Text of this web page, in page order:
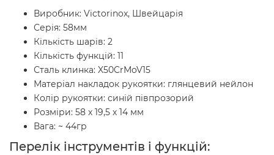
Виробник: Victorinox, Швейцарія
Серія: 58мм
Кількість шарів: 2
Кількість функцій: 11
Сталь клинка: X50CrMoV15
Матеріал накладок рукоятки: глянцевий нейлон
Колір рукоятки: синій півпрозорий
Розміри: 58 х 19,5 х 14 мм
Вага: ~ 44гр
Перелік інструментів і функцій: